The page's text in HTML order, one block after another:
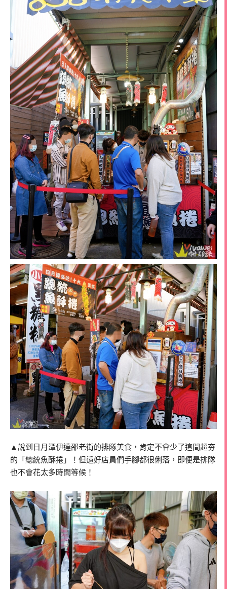
▲說到日月潭伊達邵老街的排隊美食，肯定不會少了這間超夯
的「總統魚酥捲」！但還好店員們手腳都很俐落，即便是排隊
也不會花太多時間等候！